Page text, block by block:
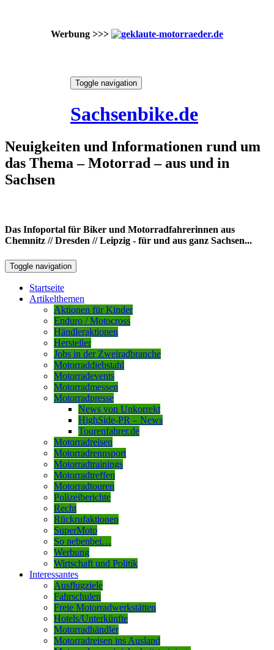
Werbung >>>
Toggle navigation
Sachsenbike.de
Neuigkeiten und Informationen rund um
das Thema – Motorrad – aus und in
Sachsen
Das Infoportal für Biker und Motorradfahrerinnen aus
Chemnitz // Dresden // Leipzig - für und aus ganz Sachsen...
Toggle navigation
Startseite
Artikelthemen
Aktionen für Kinder
Enduro / Motocross
Händleraktionen
Hersteller
Jobs in der Zweiradbranche
Motorraddiebstahl
Motorradevents
Motorradmessen
Motorradpresse
News von Unkorrekt
HighSide-PR – News
Tourenfahrer.de
Motorradreisen
Motorradrennsport
Motorradtrainings
Motorradtreffen
Motorradtouren
Polizeiberichte
Recht
Rückrufaktionen
SuperMoto
So nebenbei…
Werbung
Wirtschaft und Politik
Interessantes
Ausflugziele
Fahrschulen
Freie Motorradwerkstätten
Hotels/Unterkünfte
Motorradhändler
Motorradreisen ins Ausland